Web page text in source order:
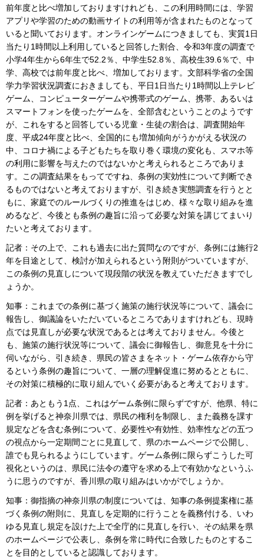
前年度と比べ増加しておりますけれども、この利用時間には、学習
アプリや学習のための動画サイトの利用等が含まれたものとなって
いると聞いております。オンラインゲームにつきましても、実質1日
当たり1時間以上利用していると回答した割合、令和3年度の調査で
小学4年生から6年生で52.2％、中学生52.8％、高校生39.6％で、中
学、高校では前年度と比べ、増加しております。文部科学省の全国
学力学習状況調査におきましても、平日1日当たり1時間以上テレビ
ゲーム、コンピューターゲームや携帯式のゲーム、携帯、あるいは
スマートフォンを使ったゲームを、全部含むということのようです
が、これをすると回答している児童・生徒の割合は、調査開始年
度、平成24年度と比べ、全国的にも増加傾向がうかがえる状況の
中、コロナ禍による子どもたちを取り巻く環境の変化も、スマホ等
の利用に影響を与えたのではないかと考えられるところでありま
す。この調査結果をもってですね、条例の実効性について判断でき
るものではないと考えておりますが、引き続き実態調査を行うとと
もに、家庭でのルールづくりの推進をはじめ、様々な取り組みを進
めるなど、今後とも条例の趣旨に沿って必要な対策を講じてまいり
たいと考えております。
記者：その上で、これも過去に出た質問なのですが、条例には施行2
年を目途として、検討が加えられるという附則がついていますが、
この条例の見直しについて現段階の状況を教えていただきますでし
ょうか。
知事：これまでの条例に基づく施策の施行状況等について、議会に
報告し、御議論をいただいているところでありますけれども、現時
点では見直しが必要な状況であるとは考えておりません。今後と
も、施策の施行状況等について、議会に御報告し、御意見を十分に
伺いながら、引き続き、県民の皆さまをネット・ゲーム依存から守
るという条例の趣旨について、一層の理解促進に努めるとともに、
その対策に積極的に取り組んでいく必要があると考えております。
記者：あともう1点、これはゲーム条例に限らずですが、他県、特に
例を挙げると神奈川県では、県民の権利を制限し、また義務を課す
規定などを含む条例について、必要性や有効性、効率性などの五つ
の視点から一定期間ごとに見直して、県のホームページで公開し、
誰でも見られるようにしています。ゲーム条例に限らずこうした可
視化というのは、県民に法令の遵守を求める上で有効かなというふ
うに思うのですが、香川県の取り組みはいかがでしょうか。
知事：御指摘の神奈川県の制度については、知事の条例提案権に基
づく条例の附則に、見直しを定期的に行うことを義務付ける、いわ
ゆる見直し規定を設けた上で全庁的に見直しを行い、その結果を県
のホームページで公表し、条例を常に時代に合致したものとするこ
とを目的としていると認識しております。